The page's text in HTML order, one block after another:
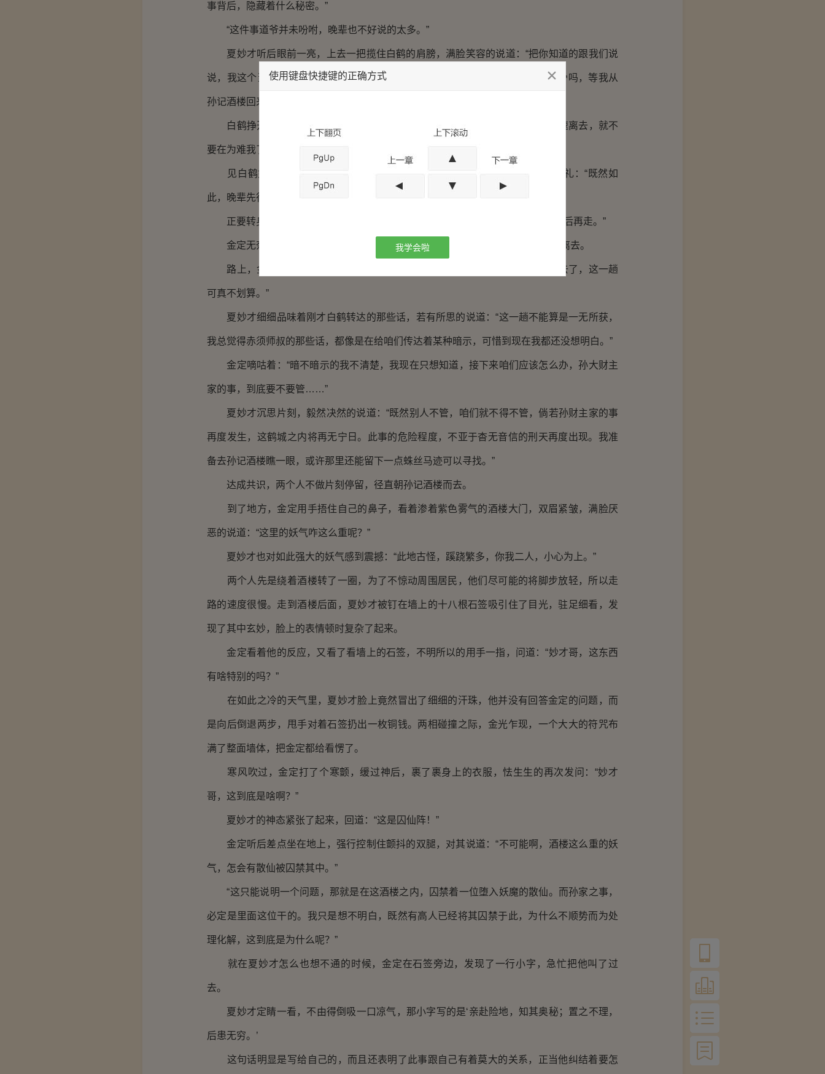
事背后，隐藏着什么秘密。”
“这件事道爷并未吩咐，晚辈也不好说的太多。”
夏妙才听后眼前一亮，上去一把揽住白鹤的肩膀，满脸笑容的说道：“把你知道的跟我们说
说，我这个当师叔的也绝不会那么小气，你不是一直想去吃一次飘香楼的软炸排骨吗，等我从
孙记酒楼回来就带你去。”
白鹤挣开他的胳膊，不卑不亢的说道：“道爷的话晚辈已经带到，还请二位速速离去，就不
要在为难我了。”
见白鹤如此态度，夏妙才也不好在做追问，只好朝着庙门恭恭敬敬的行了一礼：“既然如
此，晚辈先行告退，日后在来拜访！”
正要转身离去，白鹤再次将他们叫住：“道爷说，让你们把带来的东西留下，然后再走。”
金定无奈的笑了一下，拿出怀中的猪头肉双手递了过去，随后便顶着凉风踏步离去。
路上，金定无奈的说道：“这下可好，不仅什么都没问出来，还把猪头肉搭进去了，这一趟
可真不划算。”
夏妙才细细品味着刚才白鹤转达的那些话，若有所思的说道：“这一趟不能算是一无所获，
我总觉得赤须师叔的那些话，都像是在给咱们传达着某种暗示，可惜到现在我都还没想明白。”
金定嘀咕着：“暗不暗示的我不清楚，我现在只想知道，接下来咱们应该怎么办，孙大财主
家的事，到底要不要管……”
夏妙才沉思片刻，毅然决然的说道：“既然别人不管，咱们就不得不管，倘若孙财主家的事
再度发生，这鹤城之内将再无宁日。此事的危险程度，不亚于杳无音信的刑天再度出现。我准
备去孙记酒楼瞧一眼，或许那里还能留下一点蛛丝马迹可以寻找。”
达成共识，两个人不做片刻停留，径直朝孙记酒楼而去。
到了地方，金定用手捂住自己的鼻子，看着渗着紫色雾气的酒楼大门，双眉紧皱，满脸厌
恶的说道：“这里的妖气咋这么重呢？”
夏妙才也对如此强大的妖气感到震撼：“此地古怪，蹊跷繁多，你我二人，小心为上。”
两个人先是绕着酒楼转了一圈，为了不惊动周围居民，他们尽可能的将脚步放轻，所以走
路的速度很慢。走到酒楼后面，夏妙才被钉在墙上的十八根石签吸引住了目光，驻足细看，发
现了其中玄妙，脸上的表情顿时复杂了起来。
金定看着他的反应，又看了看墙上的石签，不明所以的用手一指，问道：“妙才哥，这东西
有啥特别的吗？”
在如此之冷的天气里，夏妙才脸上竟然冒出了细细的汗珠，他并没有回答金定的问题，而
是向后倒退两步，甩手对着石签扔出一枚铜钱。两相碰撞之际，金光乍现，一个大大的符咒布
满了整面墙体，把金定都给看愣了。
寒风吹过，金定打了个寒颤，缓过神后，裹了裹身上的衣服，怯生生的再次发问：“妙才
哥，这到底是啥啊？”
夏妙才的神态紧张了起来，回道：“这是囚仙阵！”
金定听后差点坐在地上，强行控制住颤抖的双腿，对其说道：“不可能啊，酒楼这么重的妖
气，怎会有散仙被囚禁其中。”
“这只能说明一个问题，那就是在这酒楼之内，囚禁着一位堕入妖魔的散仙。而孙家之事，
必定是里面这位干的。我只是想不明白，既然有高人已经将其囚禁于此，为什么不顺势而为处
理化解，这到底是为什么呢？”
就在夏妙才怎么也想不通的时候，金定在石签旁边，发现了一行小字，急忙把他叫了过
去。
夏妙才定睛一看，不由得倒吸一口凉气，那小字写的是‘亲赴险地，知其奥秘；置之不理，
后患无穷。’
这句话明显是写给自己的，而且还表明了此事跟自己有着莫大的关系，正当他纠结着要怎
使用键盘快捷键的正确方式
我学会啦